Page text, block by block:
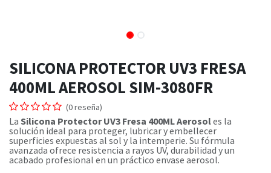
SILICONA PROTECTOR UV3 FRESA
400ML AEROSOL SIM-3080FR
(0 reseña)
La Silicona Protector UV3 Fresa 400ML Aerosoles la
solución ideal para proteger, lubricar y embellecer
superficies expuestas al sol y la intemperie. Su fórmula
avanzada ofrece resistencia a rayos UV, durabilidad y un
acabado profesional en un práctico envase aerosol.